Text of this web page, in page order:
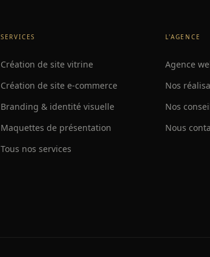
SERVICES
Création de site vitrine
Création de site e-commerce
Branding & identité visuelle
Maquettes de présentation
Tous nos services
L'AGENCE
Agence
Nos
Nos
Nous